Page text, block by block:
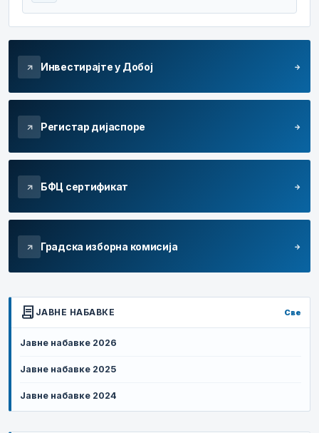
arrow_outward Инвестирајте у Добој arrow_forward
arrow_outward Регистар дијаспоре arrow_forward
arrow_outward БФЦ сертификат arrow_forward
arrow_outward Градска изборна комисија arrow_forward
contract ЈАВНЕ НАБАВКЕ Све
Јавне набавке 2026
Јавне набавке 2025
Јавне набавке 2024